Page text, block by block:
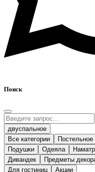
Поиск
двуспальное
Все категории
Постельное
Подушки
Одеяла
Дивандек
Предметы
Для гостиниц
Акции